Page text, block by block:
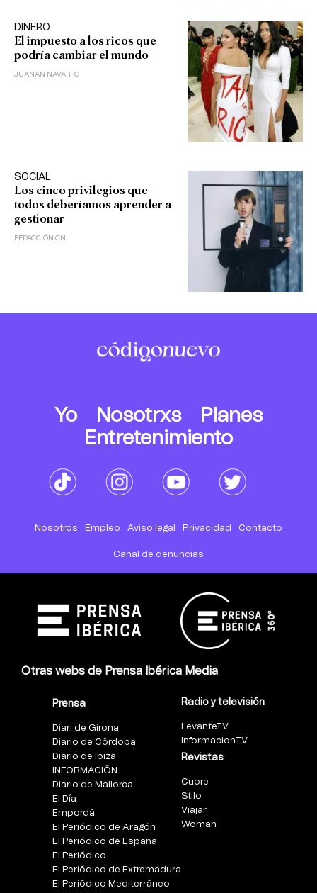
DINERO
El impuesto a los ricos que
podría cambiar el mundo
JUANAN NAVARRO
SOCIAL
Los cinco privilegios que
todos deberíamos aprender a
gestionar
REDACCIÓN CN
Yo Nosotrxs
Planes
Entretenimiento
Nosotros Empleo Aviso legal Privacidad Contacto
Canal de denuncias
Otras webs de Prensa Ibérica Media
Prensa
Diari de Girona
Diario de Córdoba
Diario de Ibiza
INFORMACIÓN
Diario de Mallorca
El Día
Empordà
El Periódico de Aragón
El Periódico de España
El Periódico
El Periódico de Extremadura
El Periódico Mediterráneo
Radio y televisión
LevanteTV
InformacionTV
Revistas
Cuore
Stilo
Viajar
Woman